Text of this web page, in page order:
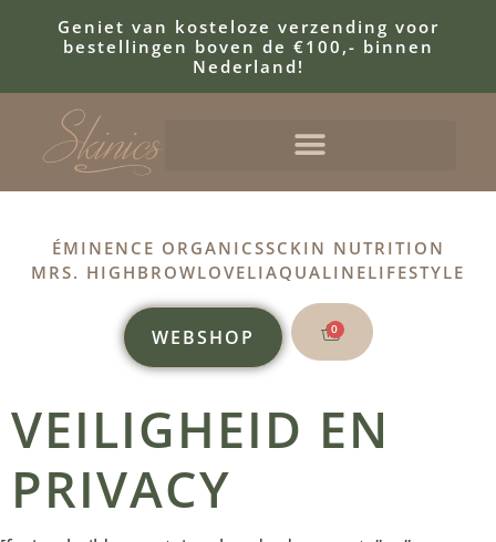
Geniet van kosteloze verzending voor
bestellingen boven de €100,- binnen
Nederland!
ÉMINENCE ORGANICSSCKIN NUTRITION
MRS. HIGHBROWLOVELIAQUALINELIFESTYLE
WEBSHOP 0
VEILIGHEID EN
PRIVACY